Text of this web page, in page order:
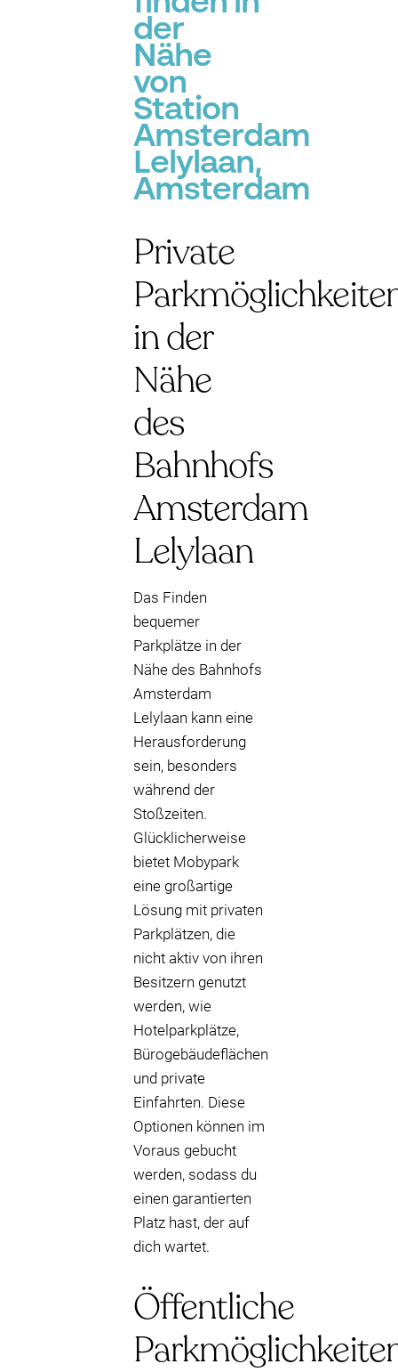
der
Nähe
von
Station
Amsterdam
Lelylaan,
Amsterdam
Private
in der
Nähe
des
Bahnhofs
Amsterdam
Lelylaan
Das Finden
bequemer
Parkplätze in der
Nähe des Bahnhofs
Amsterdam
Lelylaan kann eine
Herausforderung
sein, besonders
während der
Stoßzeiten.
Glücklicherweise
bietet Mobypark
eine großartige
Lösung mit privaten
Parkplätzen, die
nicht aktiv von ihren
Besitzern genutzt
werden, wie
Hotelparkplätze,
Bürogebäudeflächen
und private
Einfahrten. Diese
Optionen können im
Voraus gebucht
werden, sodass du
einen garantierten
Platz hast, der auf
dich wartet.
Öffentliche